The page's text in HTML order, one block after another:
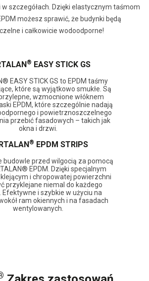
w szczegółach. Dzięki elastycznym taśmom
możesz sprawić, że budynki będą
i całkowicie wodoodporne!
® EASY STICK GS
EASY STICK GS to EPDM taśmy
które są wyjątkowo smukłe. Są
wzmocnione włóknem
EPDM, które szczególnie nadają
i powietrznoszczelnego
przebić fasadowych – takich jak
okna i drzwi.
® EPDM STRIPS
budowle przed wilgocią za pomocą
EPDM. Dzięki specjalnym
i chropowatej powierzchni
przyklejane niemal do każdego
Efektywne i szybkie w użyciu na
ram okiennych i na fasadach
wentylowanych.